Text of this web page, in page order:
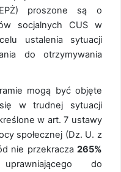
proszone są o
socjalnych CUS w
ustalenia sytuacji
do otrzymywania
mogą być objęte
w trudnej sytuacji
w art. 7 ustawy
społecznej (Dz. U. z
nie przekracza 265%
do